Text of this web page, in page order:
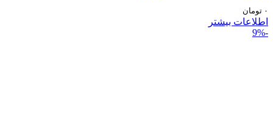
۰ تومان
اطلاعات بیشتر
-9%